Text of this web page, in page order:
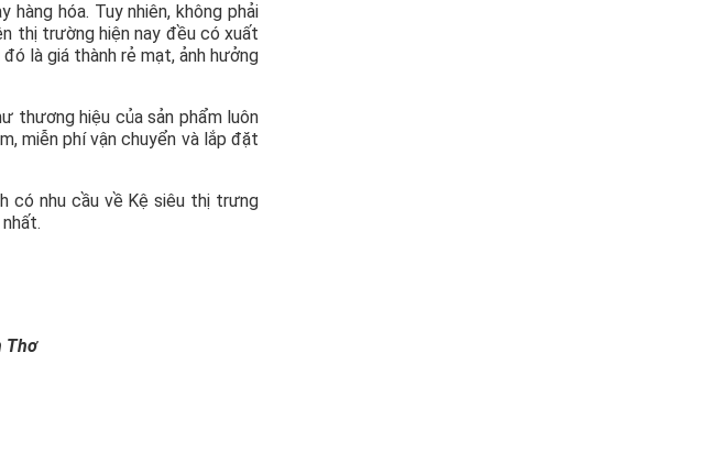
hóa. Tuy nhiên, không phải
thị trường hiện nay đều có xuất
là giá thành rẻ mạt, ảnh hưởng
thương hiệu của sản phẩm luôn
miễn phí vận chuyển và lắp đặt
có nhu cầu về Kệ siêu thị trưng
Thơ